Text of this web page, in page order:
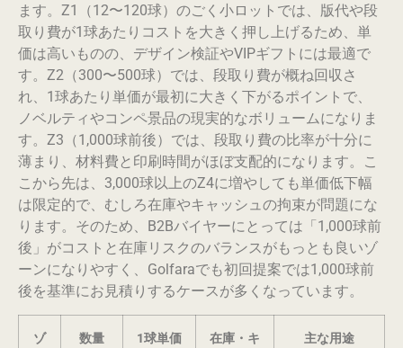
ます。Z1（12〜120球）のごく小ロットでは、版代や段
取り費が1球あたりコストを大きく押し上げるため、単
価は高いものの、デザイン検証やVIPギフトには最適で
す。Z2（300〜500球）では、段取り費が概ね回収さ
れ、1球あたり単価が最初に大きく下がるポイントで、
ノベルティやコンペ景品の現実的なボリュームになりま
す。Z3（1,000球前後）では、段取り費の比率が十分に
薄まり、材料費と印刷時間がほぼ支配的になります。こ
こから先は、3,000球以上のZ4に増やしても単価低下幅
は限定的で、むしろ在庫やキャッシュの拘束が問題にな
ります。そのため、B2Bバイヤーにとっては「1,000球前
後」がコストと在庫リスクのバランスがもっとも良いゾ
ーンになりやすく、Golfaraでも初回提案では1,000球前
後を基準にお見積りするケースが多くなっています。
ゾ
数量
1球単価
在庫・キ
主な用途